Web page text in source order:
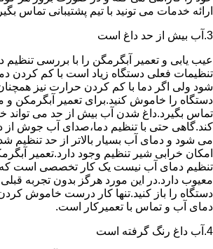
ارائه خدمات می تونید با تیم پشتیبانی تماس
3.آب بیش از حد داغ است
عیب یابی و تعمیر آبگرمگن را با بررسی تنظیم
تنظیمات فعلی دستگاه زیاد است با کم
شود ولی اگر دما با کم کردن حرارت نیز همچنان
دستگاه را خاموش کنید.برای تعمیر آبگرمکن
تماس بگیرد.داغ شدن آب بیش از حد می تواند
کند.گاهی حتی با تنظیم دما،صدای آب جوش از
می شود و دمای آب بسیار بالاتر از حد
امکان خرابی شیر تنظیم وجود دارد.تعمیر
تنظیم دمای آب نیست یک کار تخصصی است
معیوب دارد.در این مورد هرگز بدون تجربه قبلی
دستگاه را باز کنید.تنها کار درست خاموش
دمای آب و تماس با تعمیرکار است.
4.آب داغ رنگ گرفته است